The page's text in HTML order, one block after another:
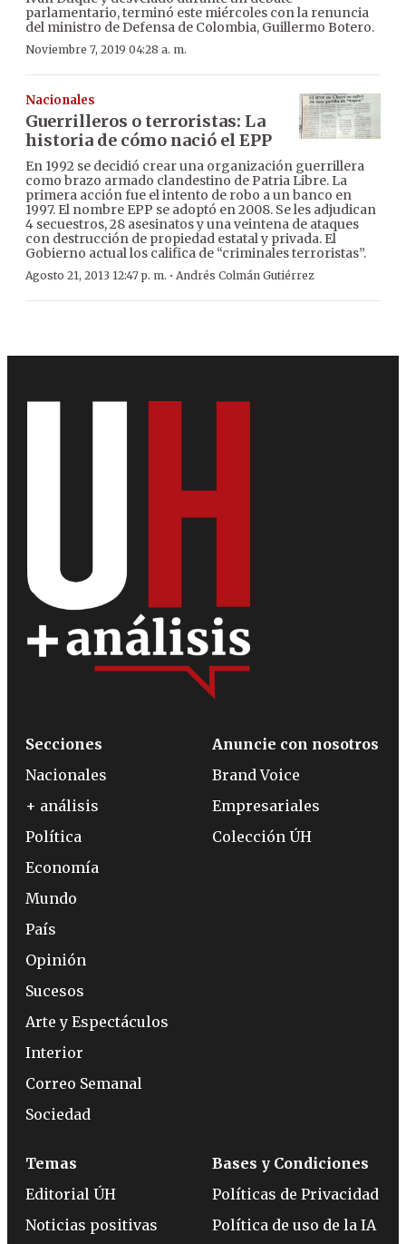
parlamentario, terminó este miércoles con la renuncia
del ministro de Defensa de Colombia, Guillermo Botero.
Noviembre 7, 2019 04:28 a. m.
Nacionales
Guerrilleros o terroristas: La
historia de cómo nació el EPP
En 1992 se decidió crear una organización guerrillera
como brazo armado clandestino de Patria Libre. La
primera acción fue el intento de robo a un banco en
1997. El nombre EPP se adoptó en 2008. Se les adjudican
4 secuestros, 28 asesinatos y una veintena de ataques
con destrucción de propiedad estatal y privada. El
Gobierno actual los califica de “criminales terroristas”.
Agosto 21, 2013 12:47 p. m. · Andrés Colmán Gutiérrez
Secciones
Nacionales
+ análisis
Política
Economía
Mundo
País
Opinión
Sucesos
Arte y Espectáculos
Interior
Correo Semanal
Sociedad
Anuncie con nosotros
Brand Voice
Empresariales
Colección ÚH
Temas
Editorial ÚH
Noticias positivas
Bases y Condiciones
Políticas de Privacidad
Política de uso de la IA